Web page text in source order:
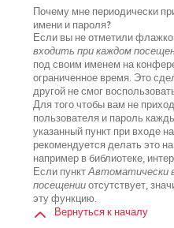
Почему мне периодически
имени и пароля?
Если вы не отметили
входить при каждом
под своим именем на
ограниченное время. Это
другой не смог
Для того чтобы вам не
пользователя и пароль
указанный пункт при входе
рекомендуется делать это
например в библиотеке,
Если пунктАвтоматически
посещенииотсутствует,
эту функцию.
Вернуться к началу